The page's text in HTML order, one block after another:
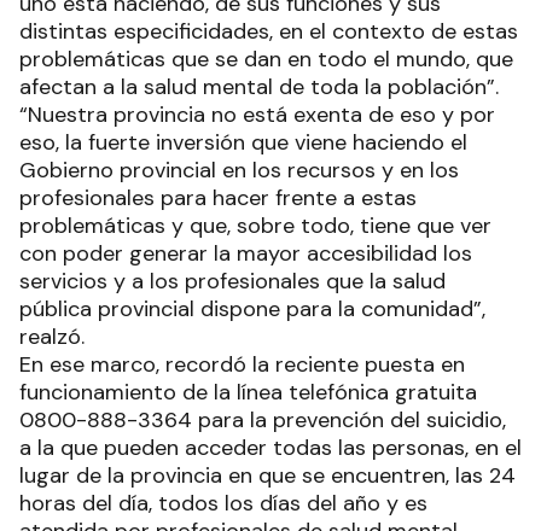
distintas especificidades, en el contexto de estas
problemáticas que se dan en todo el mundo, que
afectan a la salud mental de toda la población”.
“Nuestra provincia no está exenta de eso y por
eso, la fuerte inversión que viene haciendo el
Gobierno provincial en los recursos y en los
profesionales para hacer frente a estas
problemáticas y que, sobre todo, tiene que ver
con poder generar la mayor accesibilidad los
servicios y a los profesionales que la salud
pública provincial dispone para la comunidad”,
realzó.
En ese marco, recordó la reciente puesta en
funcionamiento de la línea telefónica gratuita
0800-888-3364 para la prevención del suicidio,
a la que pueden acceder todas las personas, en el
lugar de la provincia en que se encuentren, las 24
horas del día, todos los días del año y es